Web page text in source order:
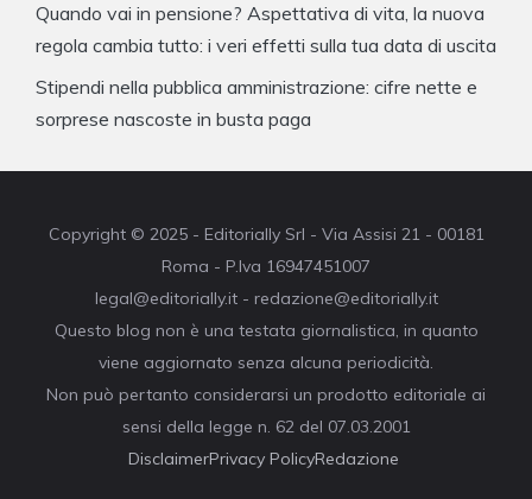
Quando vai in pensione? Aspettativa di vita, la nuova
regola cambia tutto: i veri effetti sulla tua data di uscita
Stipendi nella pubblica amministrazione: cifre nette e
sorprese nascoste in busta paga
Copyright © 2025 - Editorially Srl - Via Assisi 21 - 00181
Roma - P.Iva 16947451007
legal@editorially.it - redazione@editorially.it
Questo blog non è una testata giornalistica, in quanto
viene aggiornato senza alcuna periodicità.
Non può pertanto considerarsi un prodotto editoriale ai
sensi della legge n. 62 del 07.03.2001
DisclaimerPrivacy PolicyRedazione